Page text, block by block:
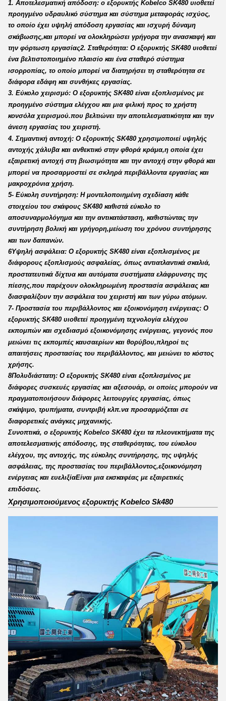
1. Αποτελεσματική απόδοση: ο εξορυκτής Kobelco SK480 υιοθετεί
προηγμένο υδραυλικό σύστημα και σύστημα μεταφοράς ισχύος,
το οποίο έχει υψηλή απόδοση εργασίας και ισχυρή δύναμη
σκάβωσης,και μπορεί να ολοκληρώσει γρήγορα την ανασκαφή και
την φόρτωση εργασίας2. Σταθερότητα: Ο εξορυκτής SK480 υιοθετεί
ένα βελτιστοποιημένο πλαισίο και ένα σταθερό σύστημα
ισορροπίας, το οποίο μπορεί να διατηρήσει τη σταθερότητα σε
διάφορα εδάφη και συνθήκες εργασίας.
3. Εύκολο χειρισμό: Ο εξορυκτής SK480 είναι εξοπλισμένος με
προηγμένο σύστημα ελέγχου και μια φιλική προς το χρήστη
κονσόλα χειρισμού.που βελτιώνει την αποτελεσματικότητα και την
άνεση εργασίας του χειριστή.
4. Σημαντική αντοχή: Ο εξορυκτής SK480 χρησιμοποιεί υψηλής
αντοχής χάλυβα και ανθεκτικό στην φθορά κράμα,η οποία έχει
εξαιρετική αντοχή στη βιωσιμότητα και την αντοχή στην φθορά και
μπορεί να προσαρμοστεί σε σκληρά περιβάλλοντα εργασίας και
μακροχρόνια χρήση.
5- Εύκολη συντήρηση: Η μοντελοποιημένη σχεδίαση κάθε
στοιχείου του σκάφους SK480 καθιστά εύκολο το
αποσυναρμολόγημα και την αντικατάσταση, καθιστώντας την
συντήρηση βολική και γρήγορη,μείωση του χρόνου συντήρησης
και των δαπανών.
6Υψηλή ασφάλεια: Ο εξορυκτής SK480 είναι εξοπλισμένος με
διάφορους εξοπλισμούς ασφαλείας, όπως αντιατλαντικά σκαλιά,
προστατευτικά δίχτυα και αυτόματα συστήματα ελάφρυνσης της
πίεσης,που παρέχουν ολοκληρωμένη προστασία ασφάλειας και
διασφαλίζουν την ασφάλεια του χειριστή και των γύρω ατόμων.
7- Προστασία του περιβάλλοντος και εξοικονόμηση ενέργειας: Ο
εξορυκτής SK480 υιοθετεί προηγμένη τεχνολογία ελέγχου
εκπομπών και σχεδιασμό εξοικονόμησης ενέργειας, γεγονός που
μειώνει τις εκπομπές καυσαερίων και θορύβου,πληροί τις
απαιτήσεις προστασίας του περιβάλλοντος, και μειώνει το κόστος
χρήσης.
8Πολυδιάστατη: Ο εξορυκτής SK480 είναι εξοπλισμένος με
διάφορες συσκευές εργασίας και αξεσουάρ, οι οποίες μπορούν να
πραγματοποιήσουν διάφορες λειτουργίες εργασίας, όπως
σκάψιμο, τρυπήματα, συντριβή κλπ.να προσαρμόζεται σε
διαφορετικές ανάγκες μηχανικής.
Συνοπτικά, ο εξορυκτής Kobelco SK480 έχει τα πλεονεκτήματα της
αποτελεσματικής απόδοσης, της σταθερότητας, του εύκολου
ελέγχου, της αντοχής, της εύκολης συντήρησης, της υψηλής
ασφάλειας, της προστασίας του περιβάλλοντος,εξοικονόμηση
ενέργειας και ευελιξίαΕίναι μια εκσκαφέας με εξαιρετικές
επιδόσεις.
Χρησιμοποιούμενος εξορυκτής Kobelco Sk480